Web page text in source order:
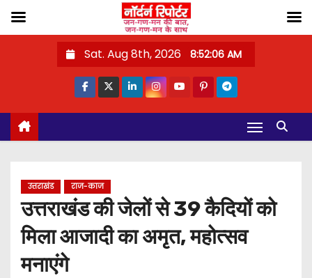
o
Sat. Aug 8th, 2026 8:52:07 AM
उत्तराखंड राज-काज
उत्तराखंड की जेलों से 39 कैदियों को
मिला आजादी का अमृत, महोत्सव
मनाएंगे